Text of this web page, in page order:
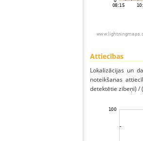
Attiecības
Lokalizācijas un
noteikšanas
detektētie zibeņi) /